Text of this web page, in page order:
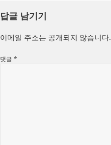
일
이
답글 남기기
이메일 주소는 공개되지 않습니다.
댓글*